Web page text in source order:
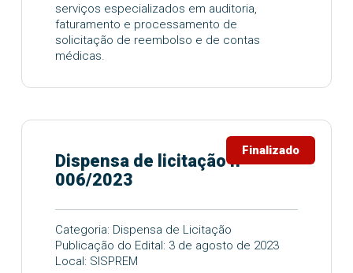
serviços especializados em auditoria,
faturamento e processamento de
solicitação de reembolso e de contas
médicas.
Dispensa de licitação nº
006/2023
Categoria: Dispensa de Licitação
Publicação do Edital: 3 de agosto de 2023
Local: SISPREM
Finalizado